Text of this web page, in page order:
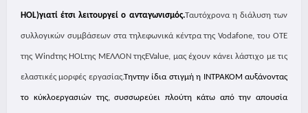
ΗΟL)γιατί έτσι λειτουργεί ο ανταγωνισμός.Ταυτόχρονα η διάλυση των
συλλογικών συμβάσεων στα τηλεφωνικά κέντρα τηςVodafone, του ΟΤΕ
της Windτης HOLτης ΜΕΛΛΟΝ τηςEValue, μας έχουν κάνει λάστιχο με τις
ελαστικές μορφές εργασίας.Τηντην ίδια στιγμή η ΙΝΤΡΑΚΟΜ αυξάνοντας
το κύκλοεργασιών της, συσσωρεύει πλούτη κάτω από την απουσία